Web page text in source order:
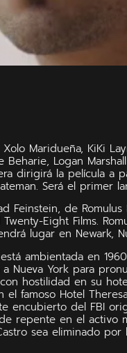
Xolo Maridueña, KiKi
Beharie, Logan
dirigirá la película a
Será el primer
Feinstein, de
Eight Films.
lugar en Newark,
ambientada en
Nueva York para
hostilidad en su
famoso Hotel
encubierto del FBI
repente en el activo
sea eliminado por